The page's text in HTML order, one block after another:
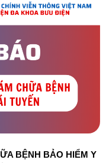
BỆNH BẢO HIỂM Y